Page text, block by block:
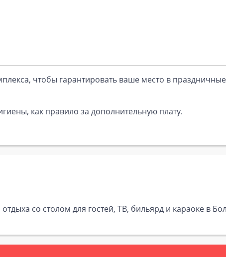
чтобы гарантировать ваше место в
как правило за дополнительную плату.
со столом для гостей, ТВ, бильярд и караоке в